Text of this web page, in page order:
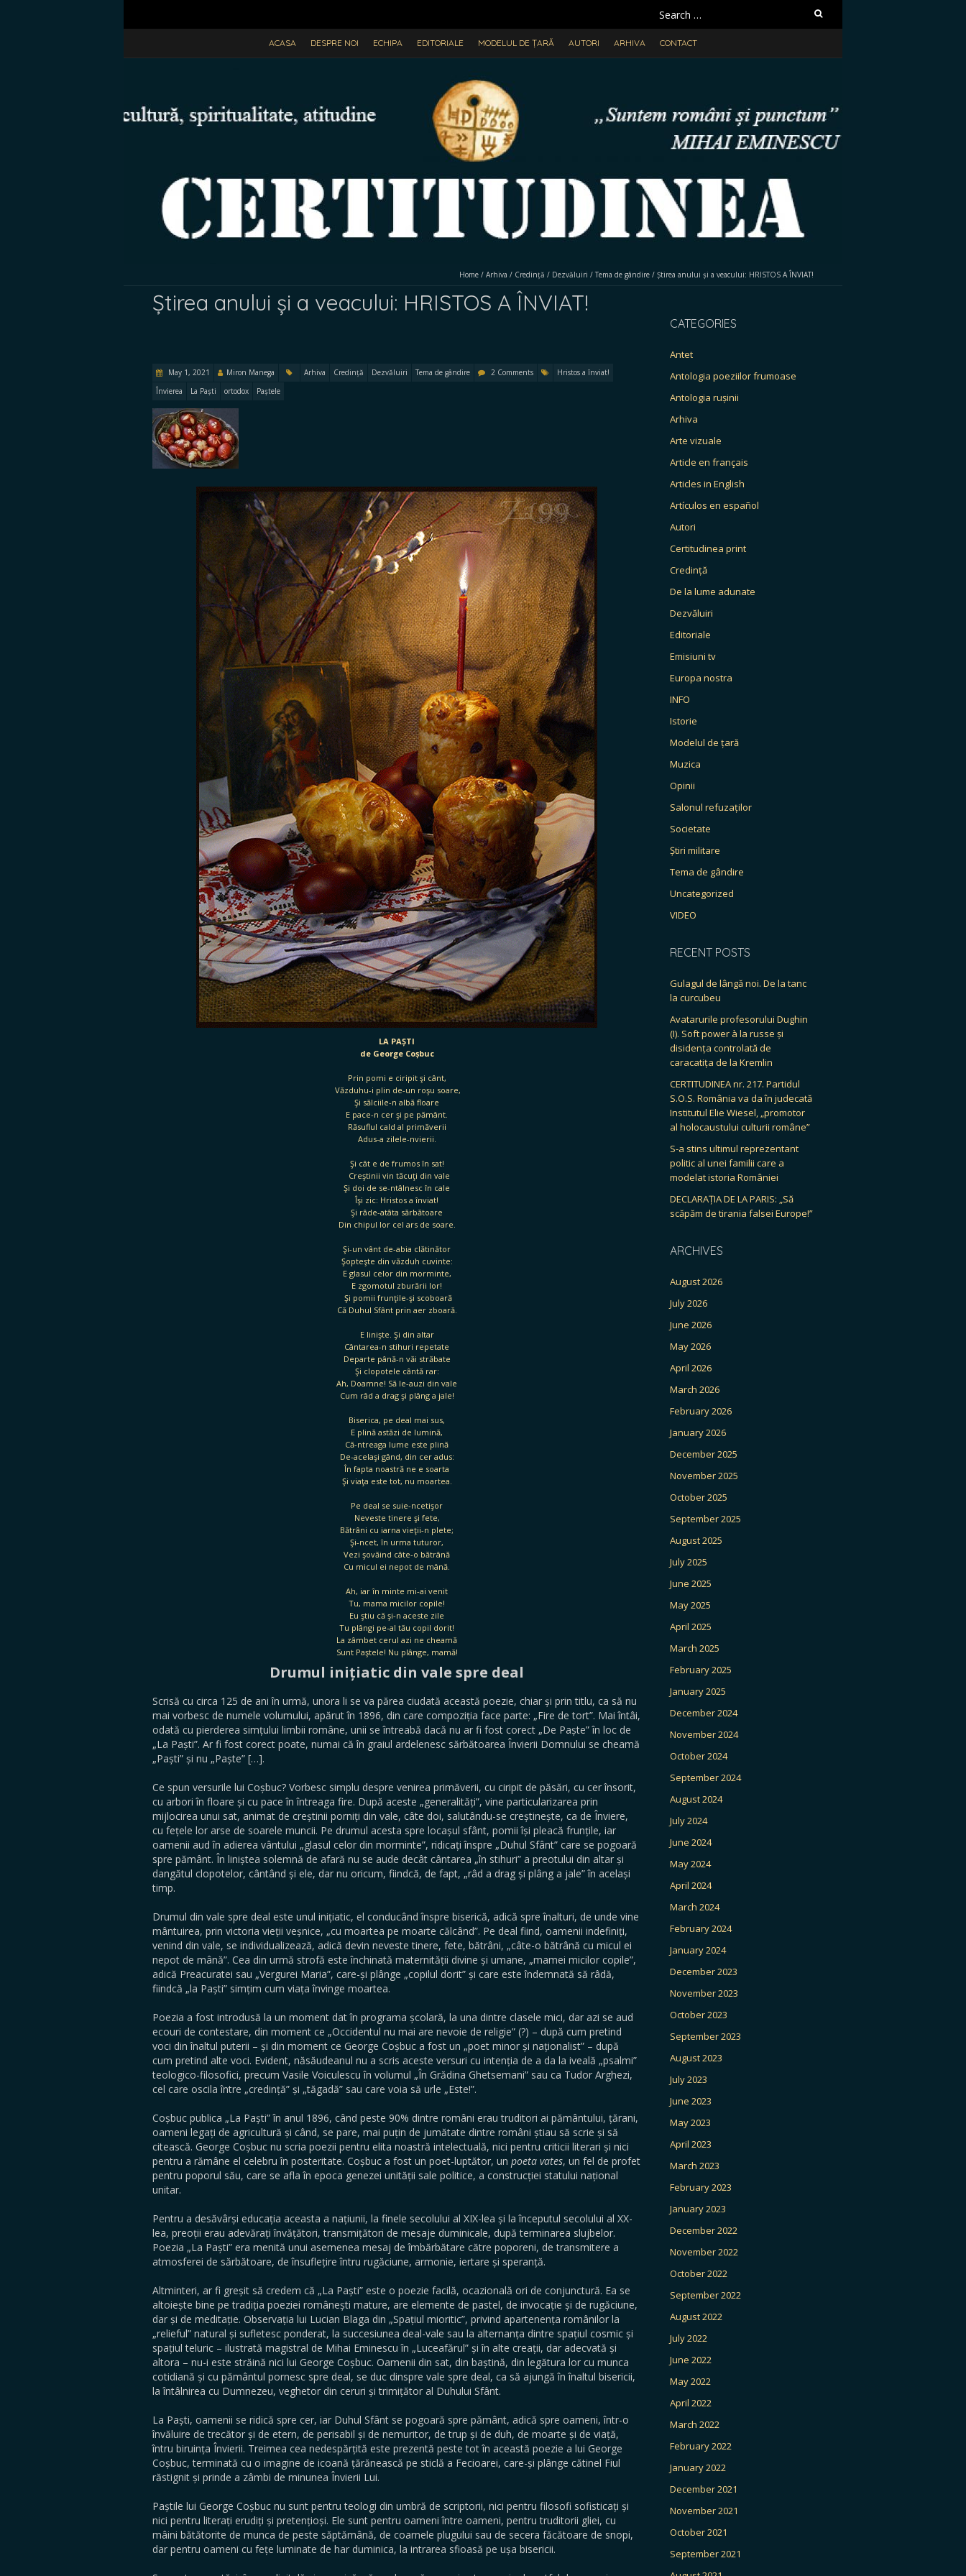
Search
for:
ACASA DESPRE NOI ECHIPA EDITORIALE MODELUL DE ȚARĂ AUTORI ARHIVA CONTACT
Home / Arhiva / Credință / Dezvăluiri / Tema de gândire / Știrea anului și a veacului: HRISTOS A ÎNVIAT!
Știrea anului și a veacului: HRISTOS A ÎNVIAT!
May 1, 2021 Miron Manega Arhiva Credință Dezvăluiri Tema de gândire 2 Comments
Hristos a înviat!
Învierea
La Paști ortodox Paștele
LA PAȘTI
de George Coșbuc
Prin pomi e ciripit şi cânt,
Văzduhu-i plin de-un roşu soare,
Şi sălciile-n albă floare
E pace-n cer şi pe pământ.
Răsuflul cald al primăverii
Adus-a zilele-nvierii.
Şi cât e de frumos în sat!
Creştinii vin tăcuţi din vale
Şi doi de se-ntâlnesc în cale
Îşi zic: Hristos a înviat!
Şi râde-atâta sărbătoare
Din chipul lor cel ars de soare.
Şi-un vânt de-abia clătinător
Şopteşte din văzduh cuvinte:
E glasul celor din morminte,
E zgomotul zburării lor!
Şi pomii frunţile-şi scoboară
Că Duhul Sfânt prin aer zboară.
E linişte. Şi din altar
Cântarea-n stihuri repetate
Departe până-n văi străbate
Şi clopotele cântă rar:
Ah, Doamne! Să le-auzi din vale
Cum râd a drag şi plâng a jale!
Biserica, pe deal mai sus,
E plină astăzi de lumină,
Că-ntreaga lume este plină
De-acelaşi gând, din cer adus:
În fapta noastră ne e soarta
Şi viaţa este tot, nu moartea.
Pe deal se suie-ncetişor
Neveste tinere şi fete,
Bătrâni cu iarna vieţii-n plete;
Şi-ncet, în urma tuturor,
Vezi şovăind câte-o bătrână
Cu micul ei nepot de mână.
Ah, iar în minte mi-ai venit
Tu, mama micilor copile!
Eu ştiu că şi-n aceste zile
Tu plângi pe-al tău copil dorit!
La zâmbet cerul azi ne cheamă
Sunt Paştele! Nu plânge, mamă!
Drumul inițiatic din vale spre deal
Scrisă cu circa 125 de ani în urmă, unora li se va părea ciudată această poezie, chiar și prin titlu, ca să nu
mai vorbesc de numele volumului, apărut în 1896, din care compoziția face parte: „Fire de tort”. Mai întâi,
odată cu pierderea simțului limbii române, unii se întreabă dacă nu ar fi fost corect „De Paște” în loc de
„La Paști”. Ar fi fost corect poate, numai că în graiul ardelenesc sărbătoarea Învierii Domnului se cheamă
„Paști” și nu „Paște” […].
Ce spun versurile lui Coșbuc? Vorbesc simplu despre venirea primăverii, cu ciripit de păsări, cu cer însorit,
cu arbori în floare și cu pace în întreaga fire. După aceste „generalități”, vine particularizarea prin
mijlocirea unui sat, animat de creștinii porniți din vale, câte doi, salutându-se creștinește, ca de Înviere,
cu fețele lor arse de soarele muncii. Pe drumul acesta spre locașul sfânt, pomii își pleacă frunțile, iar
oamenii aud în adierea vântului „glasul celor din morminte”, ridicați înspre „Duhul Sfânt” care se pogoară
spre pământ. În liniștea solemnă de afară nu se aude decât cântarea „în stihuri” a preotului din altar și
dangătul clopotelor, cântând și ele, dar nu oricum, fiindcă, de fapt, „râd a drag și plâng a jale” în același
timp.
Drumul din vale spre deal este unul inițiatic, el conducând înspre biserică, adică spre înalturi, de unde vine
mântuirea, prin victoria vieții veșnice, „cu moartea pe moarte călcând”. Pe deal fiind, oamenii indefiniți,
venind din vale, se individualizează, adică devin neveste tinere, fete, bătrâni, „câte-o bătrână cu micul ei
nepot de mână”. Cea din urmă strofă este închinată maternității divine și umane, „mamei micilor copile”,
adică Preacuratei sau „Vergurei Maria”, care-și plânge „copilul dorit” și care este îndemnată să râdă,
fiindcă „la Paști” simțim cum viața învinge moartea.
Poezia a fost introdusă la un moment dat în programa școlară, la una dintre clasele mici, dar azi se aud
ecouri de contestare, din moment ce „Occidentul nu mai are nevoie de religie” (?) – după cum pretind
voci din înaltul puterii – și din moment ce George Coșbuc a fost un „poet minor și naționalist” – după
cum pretind alte voci. Evident, năsăudeanul nu a scris aceste versuri cu intenția de a da la iveală „psalmi”
teologico-filosofici, precum Vasile Voiculescu în volumul „În Grădina Ghetsemani” sau ca Tudor Arghezi,
cel care oscila între „credință” și „tăgadă” sau care voia să urle „Este!”.
Coșbuc publica „La Paști” în anul 1896, când peste 90% dintre români erau truditori ai pământului, țărani,
oameni legați de agricultură și când, se pare, mai puțin de jumătate dintre români știau să scrie și să
citească. George Coșbuc nu scria poezii pentru elita noastră intelectuală, nici pentru criticii literari și nici
pentru a rămâne el celebru în posteritate. Coșbuc a fost un poet-luptător, un poeta vates, un fel de profet
pentru poporul său, care se afla în epoca genezei unității sale politice, a construcției statului național
unitar.
Pentru a desăvârși educația aceasta a națiunii, la finele secolului al XIX-lea și la începutul secolului al XX-
lea, preoții erau adevărați învățători, transmițători de mesaje duminicale, după terminarea slujbelor.
Poezia „La Paști” era menită unui asemenea mesaj de îmbărbătare către poporeni, de transmitere a
atmosferei de sărbătoare, de însuflețire întru rugăciune, armonie, iertare și speranță.
Altminteri, ar fi greșit să credem că „La Paști” este o poezie facilă, ocazională ori de conjunctură. Ea se
altoiește bine pe tradiția poeziei românești mature, are elemente de pastel, de invocație și de rugăciune,
dar și de meditație. Observația lui Lucian Blaga din „Spațiul mioritic”, privind apartenența românilor la
„relieful” natural și sufletesc ponderat, la succesiunea deal-vale sau la alternanța dintre spațiul cosmic și
spațiul teluric – ilustrată magistral de Mihai Eminescu în „Luceafărul” și în alte creații, dar adecvată și
altora – nu-i este străină nici lui George Coșbuc. Oamenii din sat, din baștină, din legătura lor cu munca
cotidiană și cu pământul pornesc spre deal, se duc dinspre vale spre deal, ca să ajungă în înaltul bisericii,
la întâlnirea cu Dumnezeu, veghetor din ceruri și trimițător al Duhului Sfânt.
La Paști, oamenii se ridică spre cer, iar Duhul Sfânt se pogoară spre pământ, adică spre oameni, într-o
învăluire de trecător și de etern, de perisabil și de nemuritor, de trup și de duh, de moarte și de viață,
întru biruința Învierii. Treimea cea nedespărțită este prezentă peste tot în această poezie a lui George
Coșbuc, terminată cu o imagine de icoană țărănească pe sticlă a Fecioarei, care-și plânge cătinel Fiul
răstignit și prinde a zâmbi de minunea Învierii Lui.
Paștile lui George Coșbuc nu sunt pentru teologi din umbră de scriptorii, nici pentru filosofi sofisticați și
nici pentru literați erudiți și pretențioși. Ele sunt pentru oameni între oameni, pentru truditorii gliei, cu
mâini bătătorite de munca de peste săptămână, de coarnele plugului sau de secera făcătoare de snopi,
dar pentru oameni cu fețe luminate de har duminica, la intrarea sfioasă pe ușa bisericii.
CATEGORIES
Antet
Antologia poeziilor frumoase
Antologia rușinii
Arhiva
Arte vizuale
Article en français
Articles in English
Artículos en español
Autori
Certitudinea print
Credință
De la lume adunate
Dezvăluiri
Editoriale
Emisiuni tv
Europa nostra
INFO
Istorie
Modelul de țară
Muzica
Opinii
Salonul refuzaților
Societate
Știri militare
Tema de gândire
Uncategorized
VIDEO
RECENT POSTS
Gulagul de lângă noi. De la tanc
la curcubeu
Avatarurile profesorului Dughin
(I). Soft power à la russe și
disidența controlată de
caracatița de la Kremlin
CERTITUDINEA nr. 217. Partidul
S.O.S. România va da în judecată
Institutul Elie Wiesel, „promotor
al holocaustului culturii române”
S-a stins ultimul reprezentant
politic al unei familii care a
modelat istoria României
DECLARAȚIA DE LA PARIS: „Să
scăpăm de tirania falsei Europe!”
ARCHIVES
August 2026
July 2026
June 2026
May 2026
April 2026
March 2026
February 2026
January 2026
December 2025
November 2025
October 2025
September 2025
August 2025
July 2025
June 2025
May 2025
April 2025
March 2025
February 2025
January 2025
December 2024
November 2024
October 2024
September 2024
August 2024
July 2024
June 2024
May 2024
April 2024
March 2024
February 2024
January 2024
December 2023
November 2023
October 2023
September 2023
August 2023
July 2023
June 2023
May 2023
April 2023
March 2023
February 2023
January 2023
December 2022
November 2022
October 2022
September 2022
August 2022
July 2022
June 2022
May 2022
April 2022
March 2022
February 2022
January 2022
December 2021
November 2021
October 2021
September 2021